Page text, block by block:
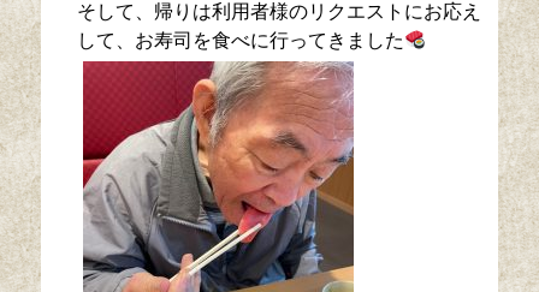
そして、帰りは利用者様のリクエストにお応え
して、お寿司を食べに行ってきました